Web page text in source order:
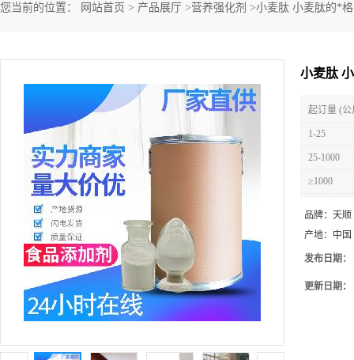
您当前的位置： 网站首页 > 产品展厅 >营养强化剂 >小麦肽 小麦肽的*格
小麦肽
起订量 (公
1-25
25-1000
≥1000
品牌： 天顺
产地： 中国
发布日期：
更新日期：